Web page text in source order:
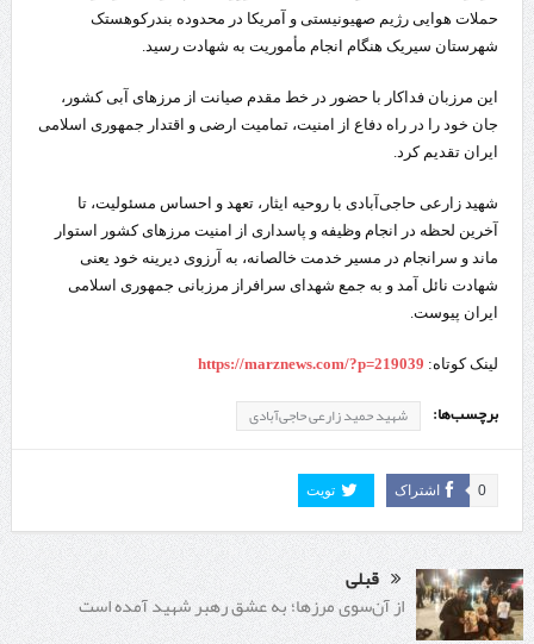
حملات هوایی رژیم صهیونیستی و آمریکا در محدوده بندرکوهستک
شهرستان سیریک هنگام انجام مأموریت به شهادت رسید.
این مرزبان فداکار با حضور در خط مقدم صیانت از مرز‌های آبی کشور،
جان خود را در راه دفاع از امنیت، تمامیت ارضی و اقتدار جمهوری اسلامی
ایران تقدیم کرد.
شهید زارعی حاجی‌آبادی با روحیه ایثار، تعهد و احساس مسئولیت، تا
آخرین لحظه در انجام وظیفه و پاسداری از امنیت مرز‌های کشور استوار
ماند و سرانجام در مسیر خدمت خالصانه، به آرزوی دیرینه خود یعنی
شهادت نائل آمد و به جمع شهدای سرافراز مرزبانی جمهوری اسلامی
ایران پیوست.
لینک کوتاه: https://marznews.com/?p=219039
برچسب‌ها: شهید حمید زارعی حاجی‌آبادی
اشتراک 0 تویت
قبلی
از آن‌سوی مرزها؛ به عشق رهبر شهید آمده است